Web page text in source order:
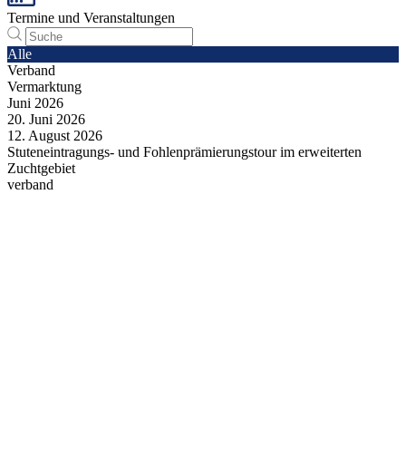
Termine und Veranstaltungen
Alle
Verband
Vermarktung
Juni 2026
20. Juni 2026
12. August 2026
Stuteneintragungs- und Fohlenprämierungstour im erweiterten
Zuchtgebiet
verband